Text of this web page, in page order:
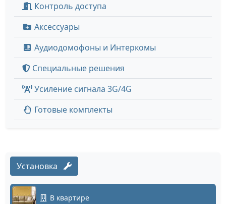
Контроль доступа
Аксессуары
Аудиодомофоны и Интеркомы
Специальные решения
Усиление сигнала 3G/4G
Готовые комплекты
Установка
В квартире